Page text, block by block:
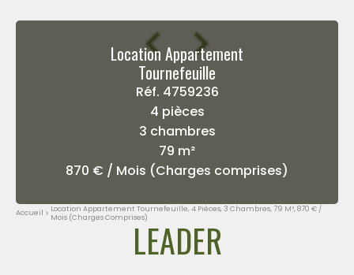
Location Appartement
Tournefeuille
Réf. 4759236
4 pièces
3 chambres
79 m²
870 € / Mois (Charges comprises)
Accueil
Location Appartement Tournefeuille, 4 Pièces, 3 Chambres, 79 M², 870 € /
Mois (Charges Comprises)LEADER